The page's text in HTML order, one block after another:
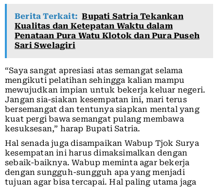
Berita Terkait: Bupati Satria Tekankan
Kualitas dan Ketepatan Waktu dalam
Penataan Pura Watu Klotok dan Pura Puseh
Sari Swelagiri
“Saya sangat apresiasi atas semangat selama
mengikuti pelatihan sehingga kalian mampu
mewujudkan impian untuk bekerja keluar negeri.
Jangan sia-siakan kesempatan ini, mari terus
bersemangat dan tentunya siapkan mental yang
kuat pergi bawa semangat pulang membawa
kesuksesan,” harap Bupati Satria.
Hal senada juga disampaikan Wabup Tjok Surya
kesempatan ini harus dimaksimalkan dengan
sebaik-baiknya. Wabup meminta agar bekerja
dengan sungguh-sungguh apa yang menjadi
tujuan agar bisa tercapai. Hal paling utama jaga